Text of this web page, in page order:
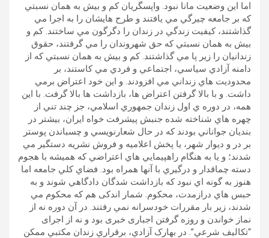
اما اين وضعيت مانا نبود. واپسگريان کم و بيش به همان نسبتي
که بر جامعه چيرگي مي يافتند و طرح هايشان را به اجرا مي
گذاشتند، کيفيت زندگي در زندان را دگرگون مي ساختند. کم و
بيش به همان نسبتي که حق شهروندان را مي گرفتند، حقوق
زندانيان را زير پا مي گذاشتند. کم و بيش به همان نسبتي که از
دامنه آزادي سیاسي، اجتماعي و فردي مي کاستند، بر
محدوديت هاي زنداني مي افزودند. و اين خود اعتراض برمي
داشت. و با بالا گرفتن اعتراض ها، بازداشت ها بالا گرفت. با این
همه، در دوره ي اول زندان جمهوري اسلامي، جز چند تني از
چهره هاي شناخته شده جنبش پيشرفت خواه ايران، بيشتر در
بنديان جواناني بودند که در حال شعارنويسي و چسباندن پوستر
بر در و ديوار شهر، یا پخش اعلاميه و فروش نشريه دستگير مي
شدند؛ و يا به هنگام راهپيمايي هاي اعتراضي که هميشه با هجوم
دسته چماقدار و درگيري با آنها همراه بود. فضاي کلي جامعه اما
هنوز به گونه اي نبود که بازداشت شدگان دادگاهي شوند و به
حبس هاي درازمدت، محکوم. شمار اندکی هم که محکوم مي
شدند، زير بار مقررات خودسرانه نمي رفتند. در آن دوره نه از
نماز خواندن و روزه گرفتن اجباری خبری بود و نه از اجرای
“تکاليف شرعي”. در بهارک آزادي، برقراري زندان مکتبي ممکن